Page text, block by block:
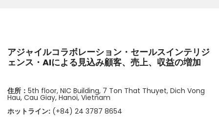
アジャイルコラボレーション・セールスインテリジ
ェンス・AIによる見込み顧客、売上、収益の増加
住所： 5th floor, NIC Building, 7 Ton That Thuyet, Dich Vong
Hau, Cau Giay, Hanoi, Vietnam
ホットライン: (+84) 24 3787 8654